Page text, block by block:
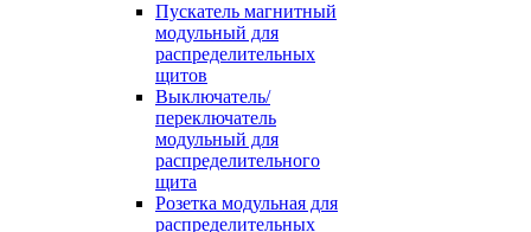
Пускатель магнитный
модульный для
распределительных
щитов
Выключатель/
переключатель
модульный для
распределительного
щита
Розетка модульная для
распределительных